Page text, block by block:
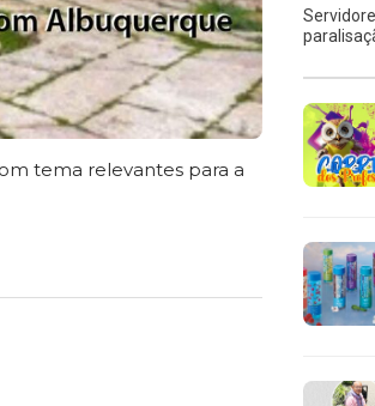
tema relevantes para a